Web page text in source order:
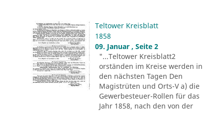
Teltower Kreisblatt
1858
09. Januar , Seite 2
"...Teltower Kreisblatt2
orständen im Kreise werden in
den nächsten Tagen Den
Magistrüten und Orts-V a) die
Gewerbesteuer-Rollen für das
Jahr 1858, nach den von der